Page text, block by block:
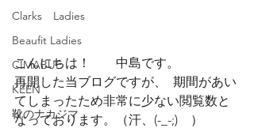
Clarks Ladies
Beaufit Ladies
CIMABUE
KEEN
靴のナカジマ
こんにちは！　　中島です。
再開した当ブログですが、	期間があい
てしまったため非常に少ない閲覧数と
なっております。（汗、(-_-;)　）